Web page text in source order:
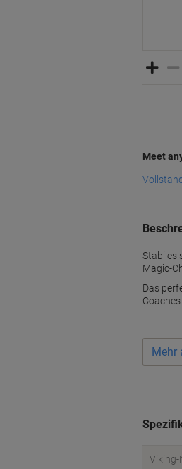
Meet
Stabiles
Magic-
Das
Wird
Mehr
Viking-